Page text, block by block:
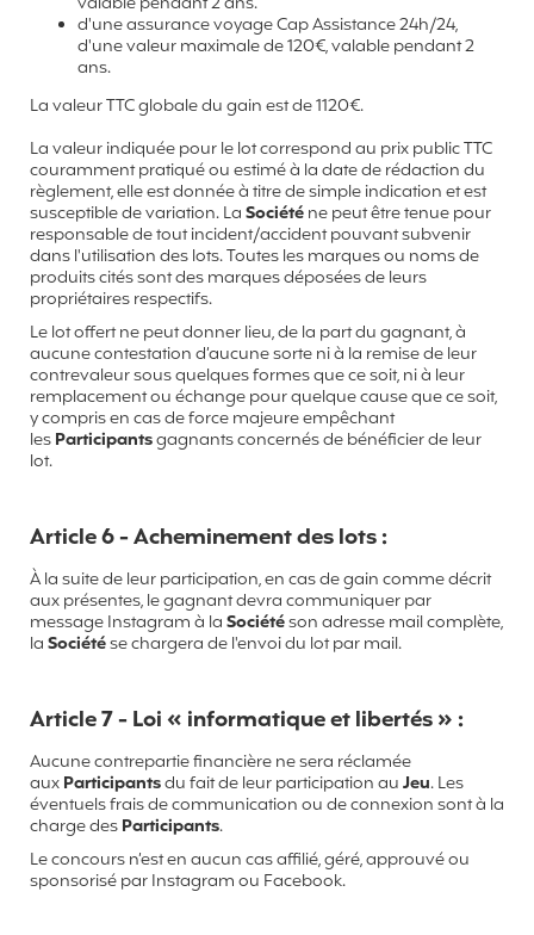
d'une assurance voyage Cap Assistance 24h/24,
d'une valeur maximale de 120€, valable pendant 2
ans.
La valeur TTC globale du gain est de 1120€.
La valeur indiquée pour le lot correspond au prix public TTC
couramment pratiqué ou estimé à la date de rédaction du
règlement, elle est donnée à titre de simple indication et est
susceptible de variation. LaSociéténe peut être tenue pour
responsable de tout incident/accident pouvant subvenir
dans l'utilisation des lots. Toutes les marques ou noms de
produits cités sont des marques déposées de leurs
propriétaires respectifs.
Le lot offert ne peut donner lieu, de la part du gagnant, à
aucune contestation d’aucune sorte ni à la remise de leur
contrevaleur sous quelques formes que ce soit, ni à leur
remplacement ou échange pour quelque cause que ce soit,
y compris en cas de force majeure empêchant
lesParticipantsgagnants concernés de bénéficier de leur
lot.
Article 6 - Acheminement des lots :
À la suite de leur participation, en cas de gain comme décrit
aux présentes, le gagnant devra communiquer par
message Instagram à laSociétéson adresse mail complète,
laSociétése chargera de l'envoi du lot par mail.
Article 7 - Loi « informatique et libertés » :
Aucune contrepartie financière ne sera réclamée
auxParticipantsdu fait de leur participation auJeu. Les
éventuels frais de communication ou de connexion sont à la
charge desParticipants.
Le concours n’est en aucun cas affilié, géré, approuvé ou
sponsorisé par Instagram ou Facebook.